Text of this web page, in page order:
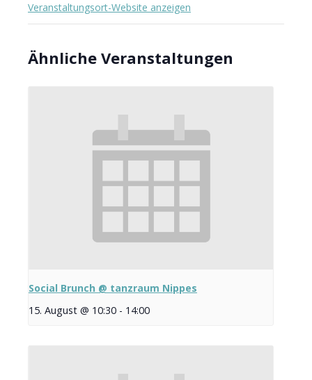
Veranstaltungsort-Website anzeigen
Ähnliche Veranstaltungen
Social Brunch @ tanzraum Nippes
15. August @ 10:30 - 14:00